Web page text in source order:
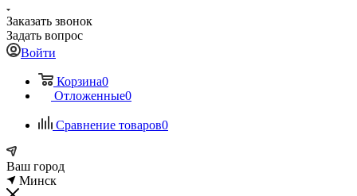
Заказать звонок
Задать вопрос
Войти
Корзина0
Отложенные0
Сравнение товаров0
Ваш город
Минск